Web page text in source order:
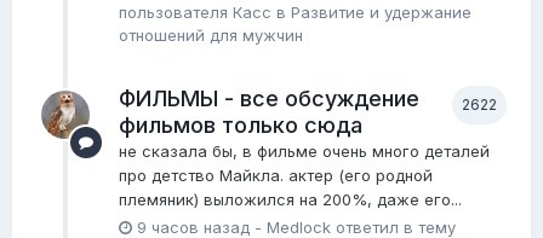
пользователя Касс в Pазвитие и удержание
отношений для мужчин
2622
ФИЛЬМЫ - все обсуждение
фильмов только сюда
не сказала бы, в фильме очень много деталей
про детство Майкла. актер (его родной
племяник) выложился на 200%, даже его...
9 часов назад - Medlock ответил в тему